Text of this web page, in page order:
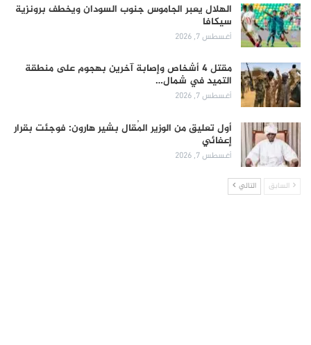
الهلال يعبر الجاموس جنوب السودان ويخطف برونزية
سيكافا
أغسطس 7, 2026
مقتل 4 أشخاص وإصابة آخرين بهجوم على منطقة
التميد في شمال…
أغسطس 7, 2026
أول تعليق من الوزير المُقال بشير هارون: فوجئت بقرار
إعفائي
أغسطس 7, 2026
السابق التالي